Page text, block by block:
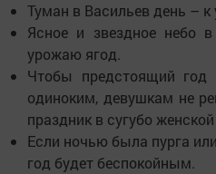
Туман в Васильев день –
Ясное и звездное небо
урожаю ягод.
Чтобы предстоящий
одиноким, девушкам не
праздник в сугубо
Если ночью была пурга
год будет беспокойным.